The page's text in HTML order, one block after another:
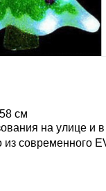
см
на улице и
из современного